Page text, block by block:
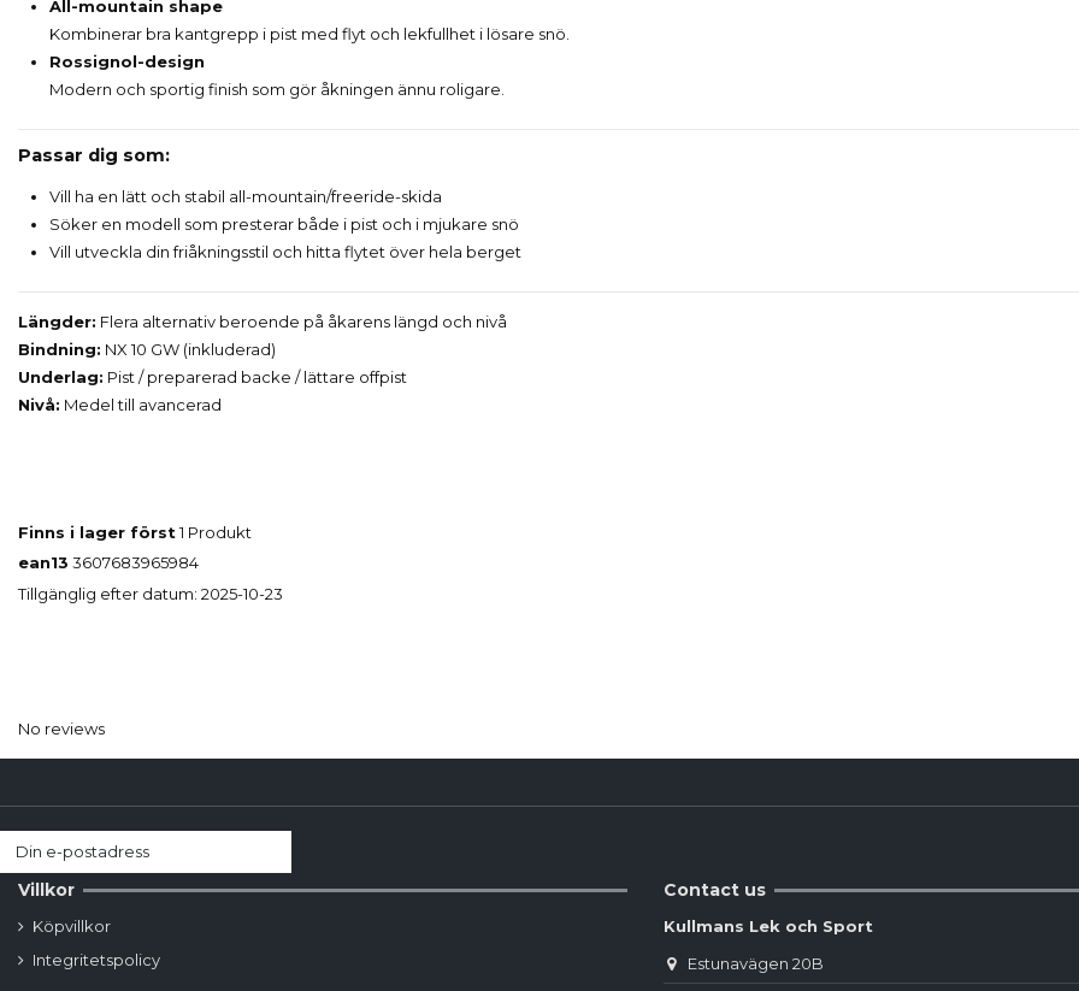
All-mountain shape
Kombinerar bra kantgrepp i pist med flyt och lekfullhet i lösare snö.
Rossignol-design
Modern och sportig finish som gör åkningen ännu roligare.
Passar dig som:
Vill ha en lätt och stabil all-mountain/freeride-skida
Söker en modell som presterar både i pist och i mjukare snö
Vill utveckla din friåkningsstil och hitta flytet över hela berget
Längder: Flera alternativ beroende på åkarens längd och nivå
Bindning: NX 10 GW (inkluderad)
Underlag: Pist / preparerad backe / lättare offpist
Nivå: Medel till avancerad
Finns i lager först1 Produkt
ean13 3607683965984
Tillgänglig efter datum: 2025-10-23
No reviews
Villkor
Köpvillkor
Integritetspolicy
Contact us
Kullmans Lek och Sport
Estunavägen 20B